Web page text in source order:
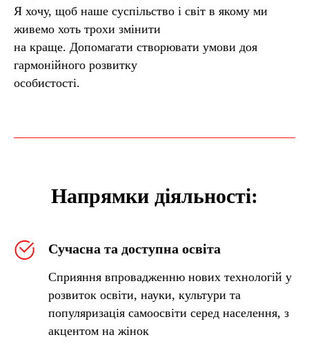
Я хочу, щоб наше суспільство і світ в якому ми
живемо хоть трохи змінити
на краще. Допомагати створювати умови доя
гармонійного розвитку
особистості.
Напрямки діяльності:
Сучасна та доступна освіта
Сприяння впровадженню нових технологій у
розвиток освіти, науки, культури та
популяризація самоосвіти серед населення, з
акцентом на жінок